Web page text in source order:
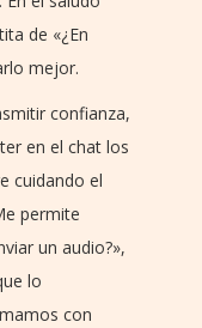
de «¿En
mejor.
confianza,
en el chat los
cuidando el
permite
un audio?»,
lo
con